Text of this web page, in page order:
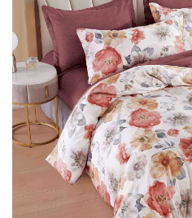
Lenjerii de pat Bumbac 100%
Lenjerii de pat Cocolino
Lenjerii de pat Finet + 2 Draperii
Lenjerii de pat Saten 4 piese cu
elastic